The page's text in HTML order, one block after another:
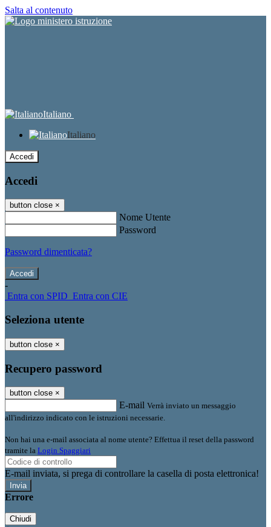
Salta al contenuto
Italiano
Italiano
Accedi
Accedi
button close ×
Nome Utente
Password
Password dimenticata?
-
Entra con SPID Entra con CIE
Seleziona utente
button close ×
Recupero password
button close ×
E-mail Verrà inviato un messaggio
all'indirizzo indicato con le istruzioni necessarie.
Non hai una e-mail associata al nome utente? Effettua il reset della password
tramite la Login Spaggiari
E-mail inviata, si prega di controllare la casella di posta elettronica!
Errore
Chiudi